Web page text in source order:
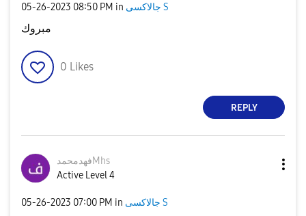
‎05-26-2023 08:50 PM in جالاكسى S
مبروك
0 Likes
REPLY
فهدمحمدMhs
Active Level 4
‎05-26-2023 07:00 PM in جالاكسى S